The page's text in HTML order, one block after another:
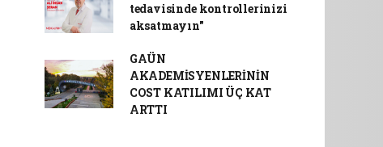
tedavisinde kontrollerinizi
aksatmayın"
GAÜN
AKADEMİSYENLERİNİN
COST KATILIMI ÜÇ KAT
ARTTI